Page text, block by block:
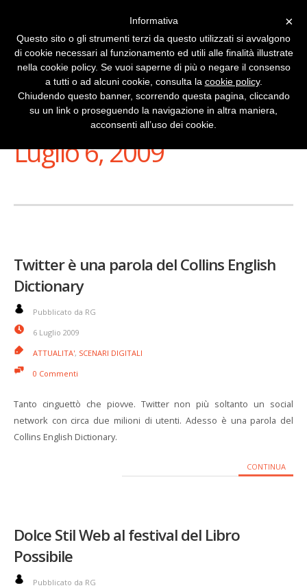
Stai Visualizzando
Luglio 6, 2009
Twitter è una parola del Collins English
Dictionary
Pubblicato da RG
6 Luglio 2009
ATTUALITA', SCENARI DIGITALI
0 Commenti
Tanto cinguettò che piovve. Twitter non più soltanto un social
network con circa due milioni di utenti. Adesso è una parola del
Collins English Dictionary.
CONTINUA
Dolce Stil Web al festival del Libro
Possibile
Pubblicato da RG
×
Informativa
Questo sito o gli strumenti terzi da questo utilizzati si avvalgono
di cookie necessari al funzionamento ed utili alle finalità illustrate
nella cookie policy. Se vuoi saperne di più o negare il consenso
a tutti o ad alcuni cookie, consulta la cookie policy.
Chiudendo questo banner, scorrendo questa pagina, cliccando
su un link o proseguendo la navigazione in altra maniera,
acconsenti all’uso dei cookie.